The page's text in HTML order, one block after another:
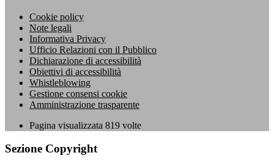
Cookie policy
Note legali
Informativa Privacy
Ufficio Relazioni con il Pubblico
Dichiarazione di accessibilità
Obiettivi di accessibilità
Whistleblowing
Gestione consensi cookie
Amministrazione trasparente
Pagina visualizzata 819 volte
Sezione Copyright